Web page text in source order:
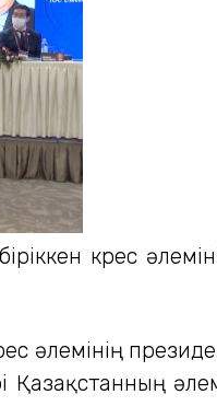
күрес
әлемінің
Қазақстанның